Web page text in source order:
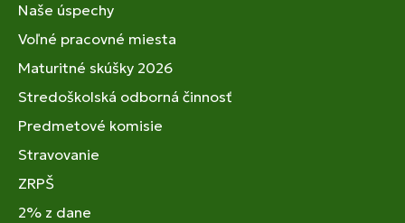
Naše úspechy
Voľné pracovné miesta
Maturitné skúšky 2026
Stredoškolská odborná činnosť
Predmetové komisie
Stravovanie
ZRPŠ
2% z dane